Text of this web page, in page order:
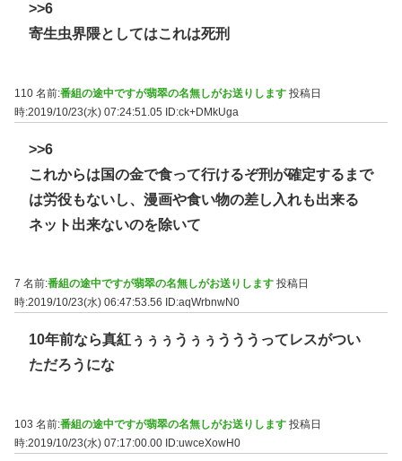
>>6
寄生虫界隈としてはこれは死刑
110 名前:番組の途中ですが翡翠の名無しがお送りします 投稿日
時:2019/10/23(水) 07:24:51.05 ID:ck+DMkUga
>>6
これからは国の金で食って行けるぞ刑が確定するまで
は労役もないし、漫画や食い物の差し入れも出来る
ネット出来ないのを除いて
7 名前:番組の途中ですが翡翠の名無しがお送りします 投稿日
時:2019/10/23(水) 06:47:53.56
ID:aqWrbnwN0
10年前なら真紅ぅぅぅうぅぅうううってレスがつい
ただろうにな
103 名前:番組の途中ですが翡翠の名無しがお送りします 投稿日
時:2019/10/23(水) 07:17:00.00 ID:uwceXowH0